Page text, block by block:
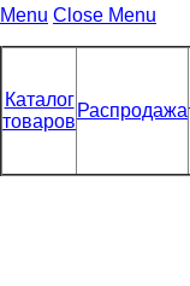
Menu Close Menu
Каталог
товаров
Распродажа